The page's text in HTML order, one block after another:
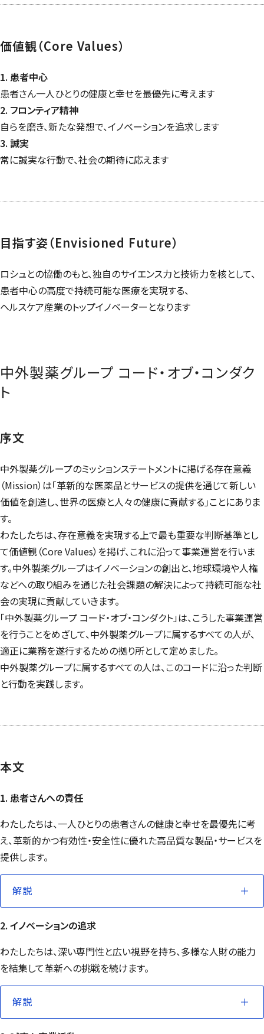
価値観（Core Values）
1. 患者中心
患者さん一人ひとりの健康と幸せを最優先に考えます
2. フロンティア精神
自らを磨き、新たな発想で、イノベーションを追求します
3. 誠実
常に誠実な行動で、社会の期待に応えます
目指す姿（Envisioned Future）
ロシュとの協働のもと、独自のサイエンス力と技術力を核として、
患者中心の高度で持続可能な医療を実現する、
ヘルスケア産業のトップイノベーターとなります
中外製薬グループ コード・オブ・コンダク
ト
序文
中外製薬グループのミッションステートメントに掲げる存在意義
（Mission）は「革新的な医薬品とサービスの提供を通じて新しい
価値を創造し、世界の医療と人々の健康に貢献する」ことにありま
す。
わたしたちは、存在意義を実現する上で最も重要な判断基準とし
て価値観（Core Values）を掲げ、これに沿って事業運営を行いま
す。中外製薬グループはイノベーションの創出と、地球環境や人権
などへの取り組みを通じた社会課題の解決によって持続可能な社
会の実現に貢献していきます。
「中外製薬グループ コード・オブ・コンダクト」は、こうした事業運営
を行うことをめざして、中外製薬グループに属するすべての人が、
適正に業務を遂行するための拠り所として定めました。
中外製薬グループに属するすべての人は、このコードに沿った判断
と行動を実践します。
本文
1. 患者さんへの責任
わたしたちは、一人ひとりの患者さんの健康と幸せを最優先に考
え、革新的かつ有効性・安全性に優れた高品質な製品・サービスを
提供します。
解説
2. イノベーションの追求
わたしたちは、深い専門性と広い視野を持ち、多様な人財の能力
を結集して革新への挑戦を続けます。
解説